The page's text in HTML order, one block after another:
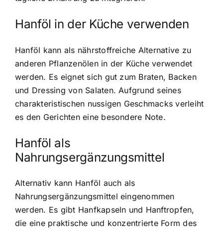
Hanföl in der Küche verwenden
Hanföl kann als nährstoffreiche Alternative zu
anderen Pflanzenölen in der Küche verwendet
werden. Es eignet sich gut zum Braten, Backen
und Dressing von Salaten. Aufgrund seines
charakteristischen nussigen Geschmacks verleiht
es den Gerichten eine besondere Note.
Hanföl als
Nahrungsergänzungsmittel
Alternativ kann Hanföl auch als
Nahrungsergänzungsmittel eingenommen
werden. Es gibt Hanfkapseln und Hanftropfen,
die eine praktische und konzentrierte Form des